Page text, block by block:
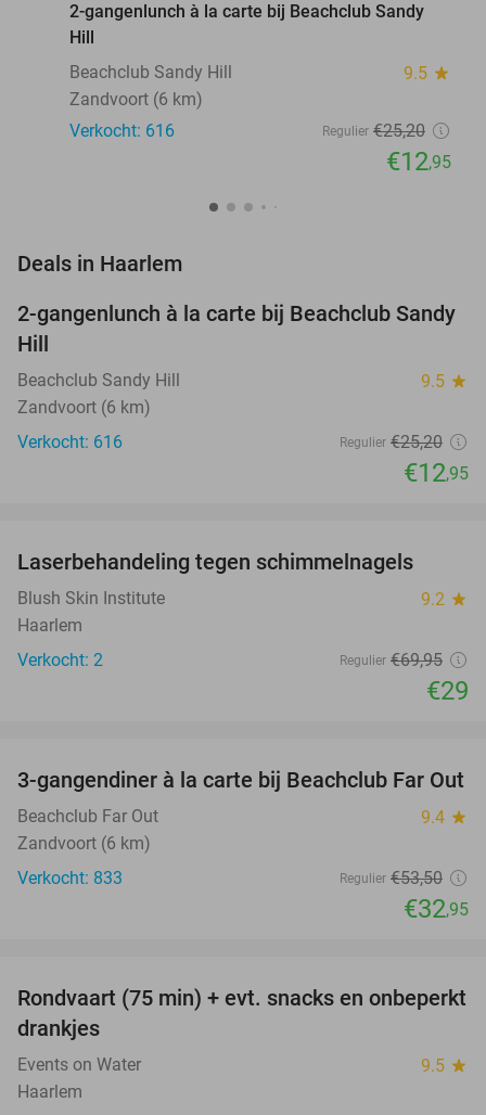
2-gangenlunch à la carte bij Beachclub Sandy
Hill
Beachclub Sandy Hill
9.5 star
Zandvoort (6 km)
Verkocht: 616
Regulier €25,20
€12,95
Deals in Haarlem
49%
2-gangenlunch à la carte bij Beachclub Sandy
Hill
Beachclub Sandy Hill 9.5 star
Zandvoort (6 km)
Verkocht: 616
Regulier €25,20
€12,95
TODAY
Laserbehandeling tegen schimmelnagels
Blush Skin Institute 9.2 star
Haarlem
Verkocht: 2
Regulier €69,95
€29
38%
3-gangendiner à la carte bij Beachclub Far Out
Beachclub Far Out 9.4 star
Zandvoort (6 km)
Verkocht: 833
Regulier €53,50
€32,95
50%
Rondvaart (75 min) + evt. snacks en onbeperkt
drankjes
Events on Water 9.5 star
Haarlem